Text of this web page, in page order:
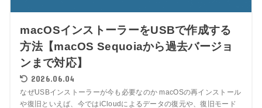
macOSインストーラーをUSBで作成する
方法【macOS Sequoiaから過去バージョ
ンまで対応】
2026.06.04
なぜUSBインストーラーが今も必要なのか macOSの再インストール
や復旧といえば、今ではiCloudによるデータの復元や、復旧モード